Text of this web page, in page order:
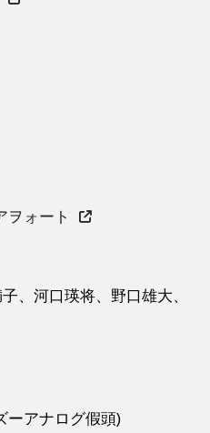
ヲォート
、河口瑛将、野口雄大、
ーアナログ假頭)